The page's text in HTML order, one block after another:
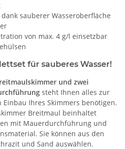
sauberer Wasseroberfläche
von max. 4 g/l einsetzbar
für sauberes Wasser!
und zwei
steht Ihnen alles zur
Ihres Skimmers benötigen.
Breitmaul beinhaltet
mit Mauerdurchführung und
Sie können aus den
und Sand auswählen.